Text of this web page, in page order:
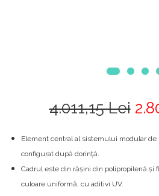
4.011,15 Lei
Element central al sistemului modular de
configurat după dorință.
Cadrul este din rășini din polipropilenă și
culoare uniformă, cu aditivi UV.